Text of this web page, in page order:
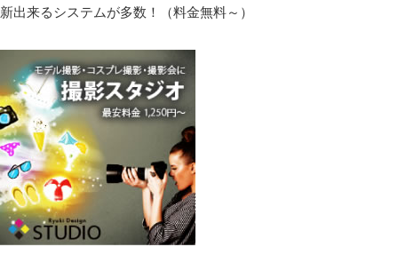
新出来るシステムが多数！（料金無料～）